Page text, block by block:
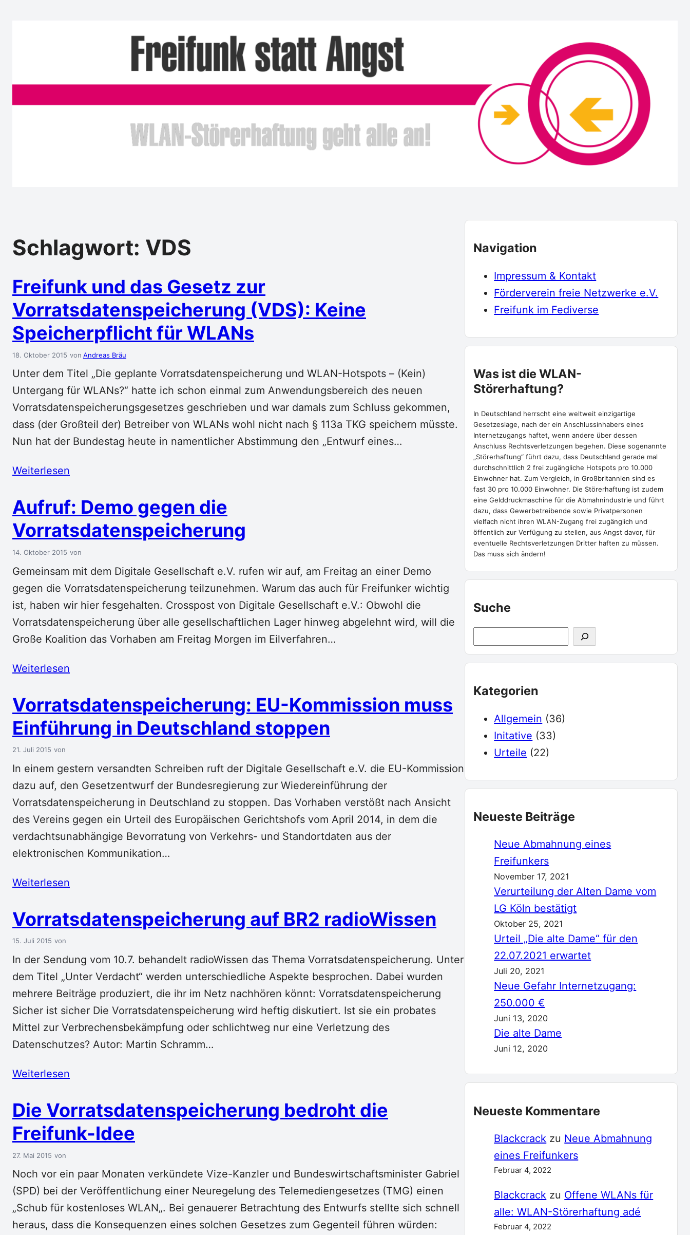
Schlagwort: VDS
Freifunk und das Gesetz zur
Vorratsdatenspeicherung (VDS): Keine
Speicherpflicht für WLANs
18. Oktober 2015 Andreas Bräu
Unter dem Titel „Die geplante Vorratsdatenspeicherung und WLAN-Hotspots – (Kein)
Untergang für WLANs?“ hatte ich schon einmal zum Anwendungsbereich des neuen
Vorratsdatenspeicherungsgesetzes geschrieben und war damals zum Schluss gekommen,
dass (der Großteil der) Betreiber von WLANs wohl nicht nach § 113a TKG speichern müsste.
Nun hat der Bundestag heute in namentlicher Abstimmung den „Entwurf eines…
Weiterlesen
Aufruf: Demo gegen die
Vorratsdatenspeicherung
14. Oktober 2015
Gemeinsam mit dem Digitale Gesellschaft e.V. rufen wir auf, am Freitag an einer Demo
gegen die Vorratsdatenspeicherung teilzunehmen. Warum das auch für Freifunker wichtig
ist, haben wir hier fesgehalten. Crosspost von Digitale Gesellschaft e.V.: Obwohl die
Vorratsdatenspeicherung über alle gesellschaftlichen Lager hinweg abgelehnt wird, will die
Große Koalition das Vorhaben am Freitag Morgen im Eilverfahren…
Weiterlesen
Vorratsdatenspeicherung: EU-Kommission muss
Einführung in Deutschland stoppen
21. Juli 2015
In einem gestern versandten Schreiben ruft der Digitale Gesellschaft e.V. die EU-Kommission
dazu auf, den Gesetzentwurf der Bundesregierung zur Wiedereinführung der
Vorratsdatenspeicherung in Deutschland zu stoppen. Das Vorhaben verstößt nach Ansicht
des Vereins gegen ein Urteil des Europäischen Gerichtshofs vom April 2014, in dem die
verdachtsunabhängige Bevorratung von Verkehrs- und Standortdaten aus der
elektronischen Kommunikation…
Weiterlesen
Vorratsdatenspeicherung auf BR2 radioWissen
15. Juli 2015
In der Sendung vom 10.7. behandelt radioWissen das Thema Vorratsdatenspeicherung. Unter
dem Titel „Unter Verdacht“ werden unterschiedliche Aspekte besprochen. Dabei wurden
mehrere Beiträge produziert, die ihr im Netz nachhören könnt: Vorratsdatenspeicherung
Sicher ist sicher Die Vorratsdatenspeicherung wird heftig diskutiert. Ist sie ein probates
Mittel zur Verbrechensbekämpfung oder schlichtweg nur eine Verletzung des
Datenschutzes? Autor: Martin Schramm…
Weiterlesen
Die Vorratsdatenspeicherung bedroht die
Freifunk-Idee
27. Mai 2015
Noch vor ein paar Monaten verkündete Vize-Kanzler und Bundeswirtschaftsminister Gabriel
(SPD) bei der Veröffentlichung einer Neuregelung des Telemediengesetzes (TMG) einen
„Schub für kostenloses WLAN„. Bei genauerer Betrachtung des Entwurfs stellte sich schnell
heraus, dass die Konsequenzen eines solchen Gesetzes zum Gegenteil führen würden:
Navigation
Impressum & Kontakt
Förderverein freie Netzwerke e.V.
Freifunk im Fediverse
Was ist die WLAN-
Störerhaftung?
In Deutschland herrscht eine weltweit einzigartige
Gesetzeslage, nach der ein Anschlussinhabers eines
Internetzugangs haftet, wenn andere über dessen
Anschluss Rechtsverletzungen begehen. Diese sogenannte
„Störerhaftung“ führt dazu, dass Deutschland gerade mal
durchschnittlich 2 frei zugängliche Hotspots pro 10.000
Einwohner hat. Zum Vergleich, in Großbritannien sind es
fast 30 pro 10.000 Einwohner. Die Störerhaftung ist zudem
eine Gelddruckmaschine für die Abmahnindustrie und führt
dazu, dass Gewerbetreibende sowie Privatpersonen
vielfach nicht ihren WLAN-Zugang frei zugänglich und
öffentlich zur Verfügung zu stellen, aus Angst davor, für
eventuelle Rechtsverletzungen Dritter haften zu müssen.
Das muss sich ändern!
Suche
u
h
Kategorien
Allgemein (36)
Initative (33)
Urteile (22)
Neueste Beiträge
Neue Abmahnung eines
Freifunkers
November 17, 2021
Verurteilung der Alten Dame vom
LG Köln bestätigt
Oktober 25, 2021
Urteil „Die alte Dame“ für den
22.07.2021 erwartet
Juli 20, 2021
Neue Gefahr Internetzugang:
250.000 €
Juni 13, 2020
Die alte Dame
Juni 12, 2020
Neueste Kommentare
Blackcrack zu Neue Abmahnung
eines Freifunkers
Februar 4, 2022
Blackcrack zu Offene WLANs für
alle: WLAN-Störerhaftung adé
Februar 4, 2022